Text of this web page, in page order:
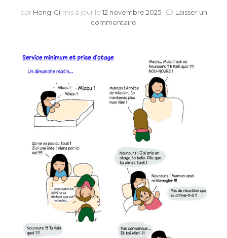
par Hong-Gi mis à jour le 12 novembre 2025
Laisser un
commentaire
prise
d’otage